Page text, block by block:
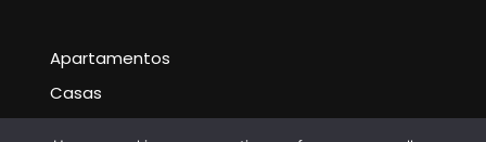
Apartamentos
Casas